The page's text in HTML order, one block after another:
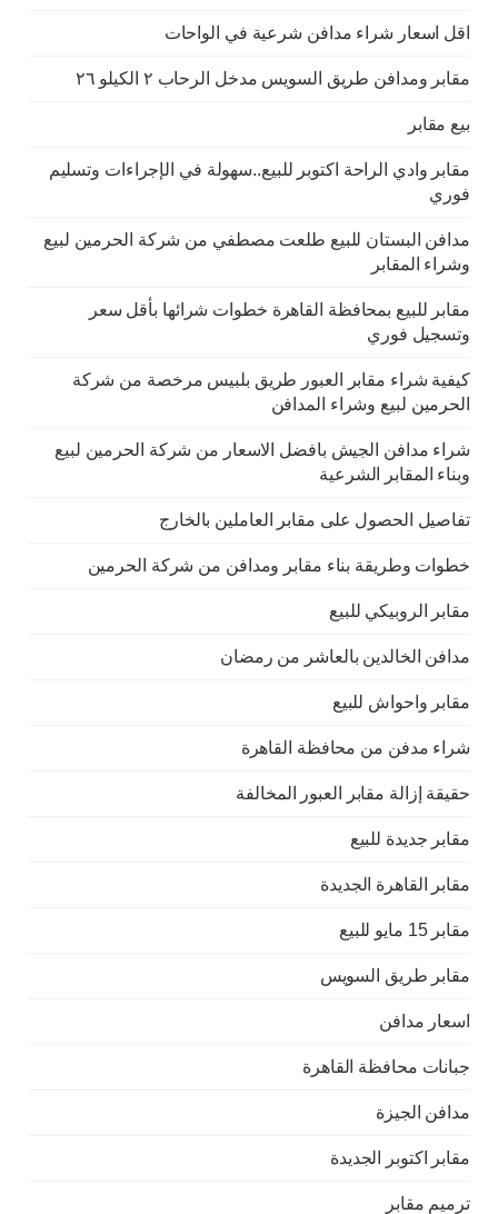
اقل اسعار شراء مدافن شرعية في الواحات
مقابر ومدافن طريق السويس مدخل الرحاب ٢ الكيلو ٢٦
بيع مقابر
مقابر وادي الراحة اكتوبر للبيع..سهولة في الإجراءات وتسليم
فوري
مدافن البستان للبيع طلعت مصطفي من شركة الحرمين لبيع
وشراء المقابر
مقابر للبيع بمحافظة القاهرة خطوات شرائها بأقل سعر
وتسجيل فوري
كيفية شراء مقابر العبور طريق بلبيس مرخصة من شركة
الحرمين لبيع وشراء المدافن
شراء مدافن الجيش بافضل الاسعار من شركة الحرمين لبيع
وبناء المقابر الشرعية
تفاصيل الحصول على مقابر العاملين بالخارج
خطوات وطريقة بناء مقابر ومدافن من شركة الحرمين
مقابر الروبيكي للبيع
مدافن الخالدين بالعاشر من رمضان
مقابر واحواش للبيع
شراء مدفن من محافظة القاهرة
حقيقة إزالة مقابر العبور المخالفة
مقابر جديدة للبيع
مقابر القاهرة الجديدة
مقابر 15 مايو للبيع
مقابر طريق السويس
اسعار مدافن
جبانات محافظة القاهرة
مدافن الجيزة
مقابر اكتوبر الجديدة
ترميم مقابر